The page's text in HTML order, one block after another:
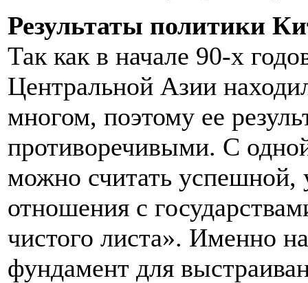
Результаты политики
Так как в начале 90-х
Центральной Азии
многом, поэтому ее
противоречивыми. С
можно считать успешной,
отношения с
чистого листа». Именно
фундамент для